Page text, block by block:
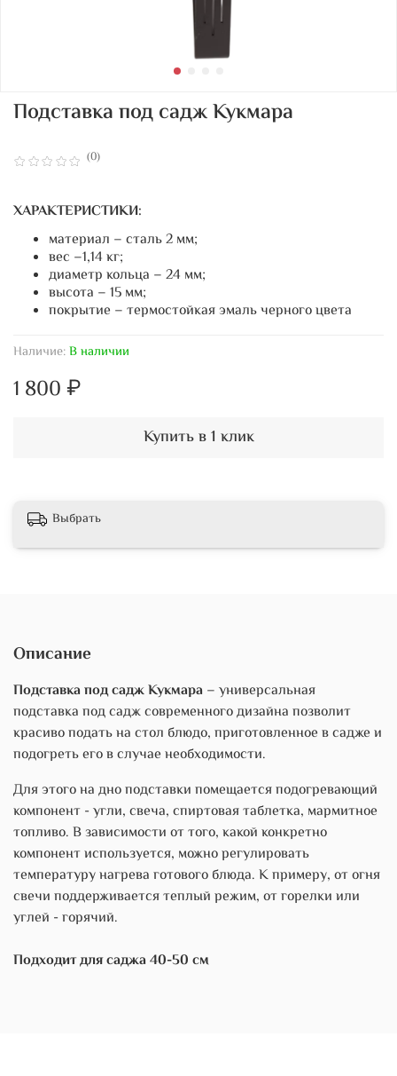
(0)
Наличие:В наличии
Подставка под садж Кукмара
1 800 ₽
Купить в 1 клик
ХАРАКТЕРИСТИКИ:
материал – сталь 2 мм;
вес –1,14 кг;
диаметр кольца – 24 мм;
высота – 15 мм;
покрытие – термостойкая эмаль черного цвета
Выбрать
Описание
Подставка под садж Кукмара – универсальная
подставка под садж современного дизайна позволит
красиво подать на стол блюдо, приготовленное в садже и
подогреть его в случае необходимости.
Для этого на дно подставки помещается подогревающий
компонент - угли, свеча, спиртовая таблетка, мармитное
топливо. В зависимости от того, какой конкретно
компонент используется, можно регулировать
температуру нагрева готового блюда. К примеру, от огня
свечи поддерживается теплый режим, от горелки или
углей - горячий.
Подходит для саджа 40-50 см